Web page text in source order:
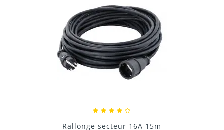
Rallonge secteur 16A 15m